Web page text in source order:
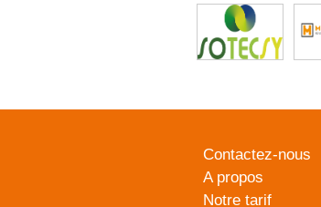
Contactez-nous
A propos
Notre tarif